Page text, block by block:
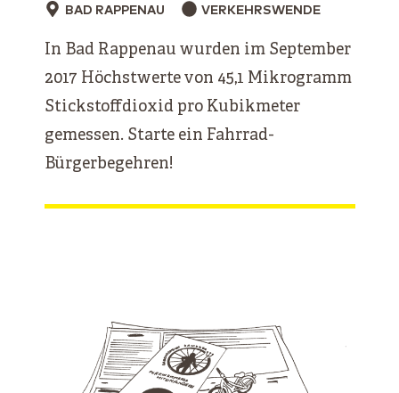
BAD RAPPENAU VERKEHRSWENDE
In Bad Rappenau wurden im September
2017 Höchstwerte von 45,1 Mikrogramm
Stickstoffdioxid pro Kubikmeter
gemessen. Starte ein Fahrrad-
Bürgerbegehren!